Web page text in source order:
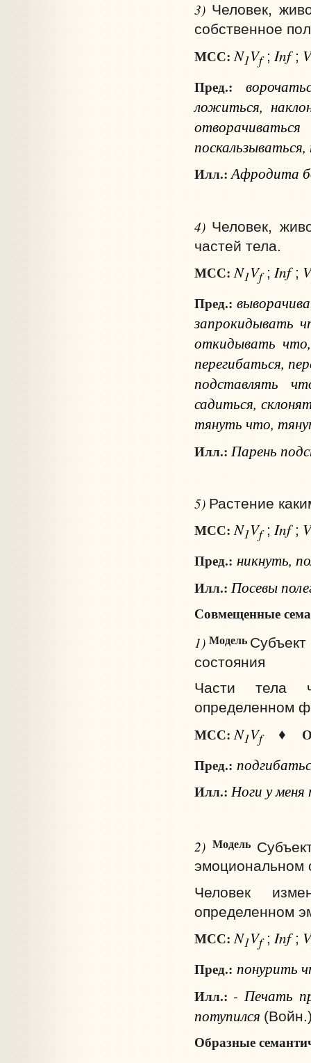
3) Человек,
собственное
МСС: N1Vf; Inf; V
Пред.:
ложиться,
Илл.:Афродита
4) Человек,
частей тела.
МСС: N1Vf; Inf; V
Пред.:
запрокидывать
откидыватьчто
перегибаться,
подставлять
садиться,
тянуть что,
Илл.: Парень
5) Растение
МСС: N1Vf; Inf; V
Пред.: никнуть,
Илл.: Посевы
Совмещенные
1) Модель
состояния
Части тела
определенном
МСС: N1Vf ♦
Пред.:
Илл.:Ноги у меня
2) Модель
эмоциональном
Человек
определенном
МСС: N1Vf; Inf; V
Пред.: понурить
Илл.: - Печать
потупился
Образные